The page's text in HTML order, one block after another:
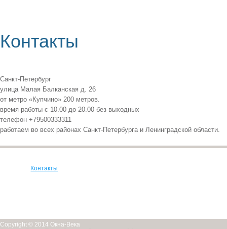
Контакты
Санкт-Петербург
улица Малая Балканская д. 26
от метро «Купчино» 200 метров.
время работы с 10.00 до 20.00 без выходных
телефон +79500333311
работаем во всех районах Санкт-Петербурга и Ленинградской области.
Контакты
Copyright © 2014 Окна-Века